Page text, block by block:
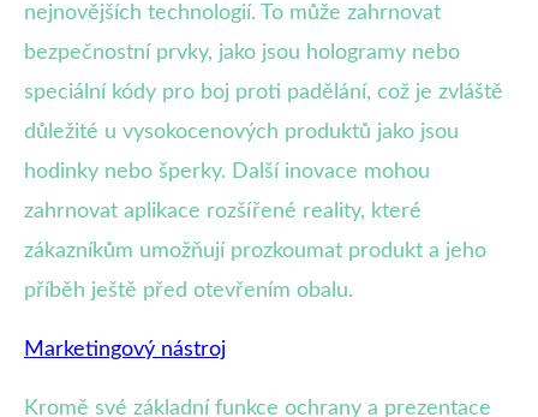
nejnovějších technologií. To může zahrnovat
bezpečnostní prvky, jako jsou hologramy nebo
speciální kódy pro boj proti padělání, což je zvláště
důležité u vysokocenových produktů jako jsou
hodinky nebo šperky. Další inovace mohou
zahrnovat aplikace rozšířené reality, které
zákazníkům umožňují prozkoumat produkt a jeho
příběh ještě před otevřením obalu.
Marketingový nástroj
Kromě své základní funkce ochrany a prezentace